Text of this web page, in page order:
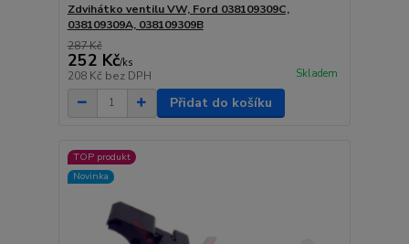
Zdvihátko ventilu VW, Ford 038109309C,
038109309A, 038109309B
287 Kč
252 Kč/ks
208 Kč bez DPH Skladem
Přidat do košíku
TOP produkt
Novinka